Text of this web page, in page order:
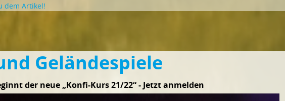
dem Artikel!
Geländespiele
der neue „Konfi-Kurs 21/22“ - Jetzt anmelden